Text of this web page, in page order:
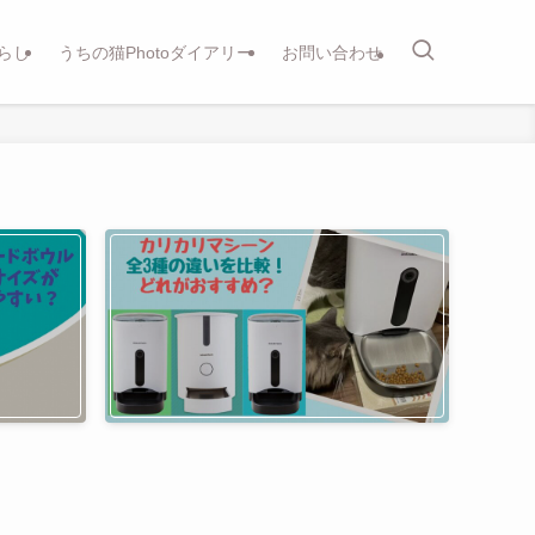
し うちの猫Photoダイアリー お問い合わせ